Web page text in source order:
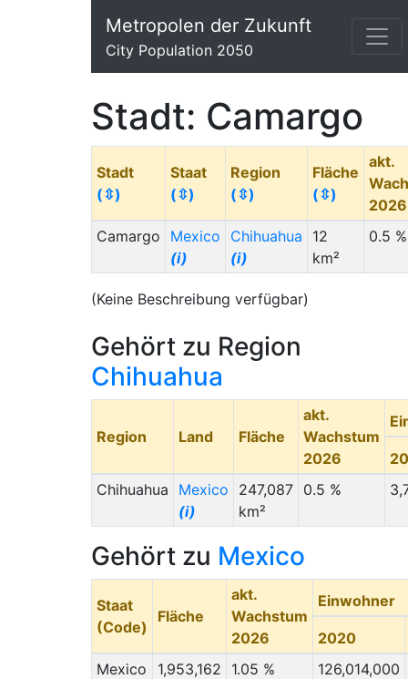
Metropolen der Zukunft
City Population 2050
Stadt: Camargo
Stadt
(⇳)
Staat
(⇳)
Region
(⇳)
Fläche
(⇳)
akt.
Camargo
Mexico
(i)
Chihuahua
(i)
12
km²
0.5 %
(Keine Beschreibung verfügbar)
Gehört zu Region
Chihuahua
Region Land Fläche
akt.
Wachstum
2026
Chihuahua
Mexico
(i)
247,087
km²
0.5 %
Gehört zu Mexico
Staat
(Code)
Fläche
akt.
Wachstum
2026
Einwohner
2020
Mexico
1,953,162
1.05 % 126,014,000